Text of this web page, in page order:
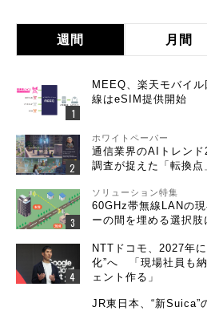
週間 月間
MEEQ、楽天モバイ
線はeSIM提供開始
ホワイトペーパー
通信業界のAIトレン
調査が捉えた「転換点
ソリューション特集
60GHz帯無線LANの
ーの間を埋める選択肢
NTTドコモ、2027年
化”へ 「現場社員も
ェント作る」
JR東日本、“新Suica”